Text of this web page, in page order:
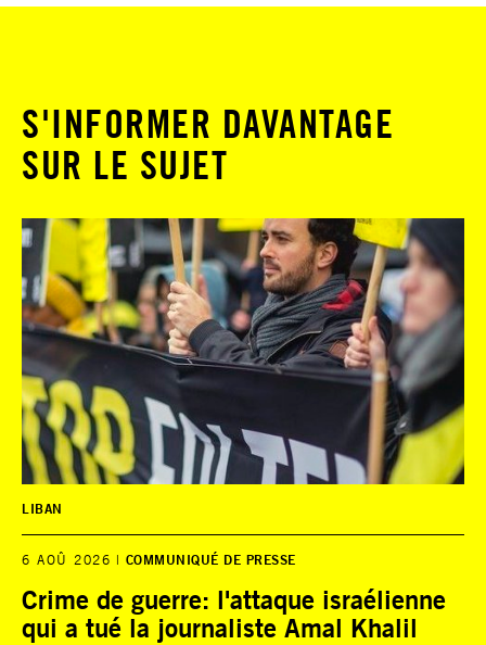
S'INFORMER DAVANTAGE
SUR LE SUJET
LIBAN
6 AOÛ 2026 COMMUNIQUÉ DE PRESSE
Crime de guerre: l'attaque israélienne
qui a tué la journaliste Amal Khalil